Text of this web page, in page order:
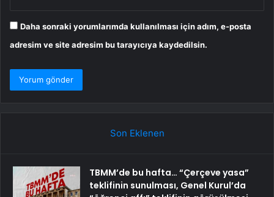
Daha sonraki yorumlarımda kullanılması için adım, e-posta
adresim ve site adresim bu tarayıcıya kaydedilsin.
Son Eklenen
TBMM’de bu hafta… “Çerçeve yasa”
teklifinin sunulması, Genel Kurul’da